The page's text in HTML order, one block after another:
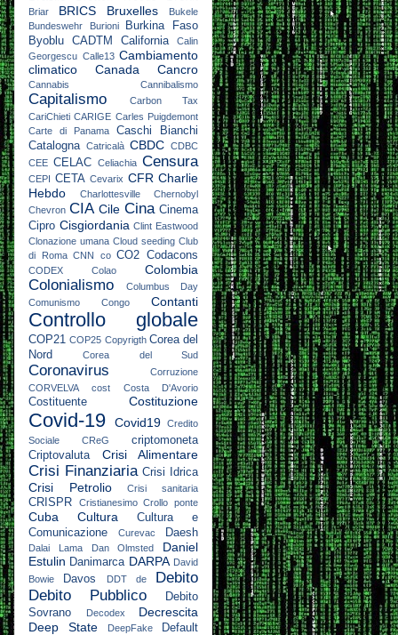
Briar BRICS Bruxelles
Bukele
Bundeswehr
Burioni
Burkina Faso
Byoblu
CADTM California
Calin
Georgescu Calle13 Cambiamento
climatico
Canada Cancro
Cannabis Cannibalismo
Capitalismo
Carbon Tax
CariChieti CARIGE Carles Puigdemont
Carte di Panama
Caschi Bianchi
Catalogna Catricalà CBDC CDBC
CEE CELAC Celiachia Censura
CEPI CETA Cevarix CFR Charlie
Hebdo
Charlottesville
Chernobyl
Chevron CIA Cile Cina Cinema
Cipro Cisgiordania Clint Eastwood
Clonazione umana Cloud seeding Club
di Roma CNN co CO2 Codacons
CODEX Colao Colombia
Colonialismo
Columbus Day
Comunismo
Congo Contanti
Controllo globale
COP21 COP25 Copyrigth Corea del
Nord
Corea del Sud
Coronavirus
Corruzione
CORVELVA
cost Costa D'Avorio
Costituente Costituzione
Covid-19 Covid19
Credito
Sociale
CReG
criptomoneta
Criptovaluta
Crisi Alimentare
Crisi Finanziaria Crisi Idrica
Crisi Petrolio Crisi sanitaria
CRISPR Cristianesimo Crollo ponte
Cuba Cultura
Cultura e
Comunicazione
Curevac Daesh
Dalai Lama Dan Olmsted
Daniel
Estulin Danimarca DARPA David
Bowie
Davos DDT de
Debito
Debito Pubblico
Debito
Sovrano
Decodex
Decrescita
Deep State
DeepFake Default